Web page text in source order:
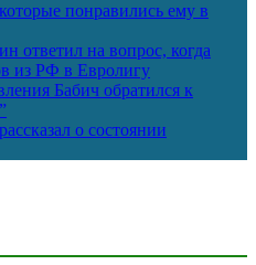
понравились ему в
ответил на вопрос, когда
из РФ в Евролигу
Бабич обратился к
о состоянии